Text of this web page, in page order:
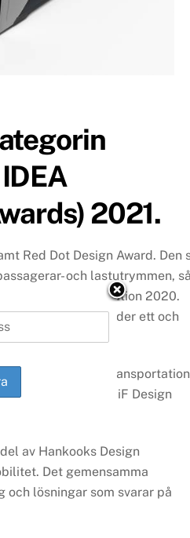
2021.
Red Dot Design Award. Den
och lastutrymmen,
Design Innovation 2020.
designpriser under ett och
Mobility and Transportation
även med iF Design
av Hankooks Design
Det gemensamma
lösningar som svarar på